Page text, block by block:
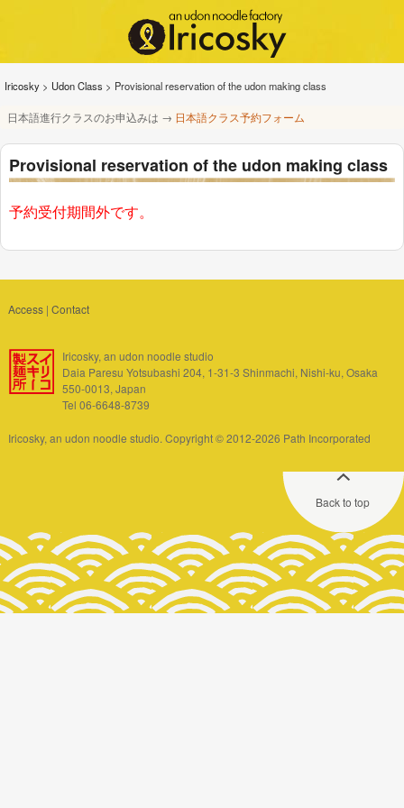
Iricosky > Udon Class > Provisional reservation of the udon making class
日本語進行クラスのお申込みは → 日本語クラス予約フォーム
Provisional reservation of the udon making class
予約受付期間外です。
Access| Contact
Iricosky, an udon noodle studio
Daia Paresu Yotsubashi 204, 1-31-3 Shinmachi, Nishi-ku, Osaka
550-0013, Japan
Tel 06-6648-8739
Iricosky, an udon noodle studio. Copyright © 2012-2026 Path Incorporated
Back to top